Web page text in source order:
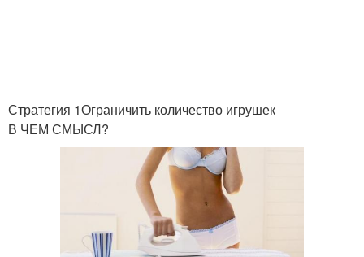
Стратегия 1Ограничить количество игрушек
В ЧЕМ СМЫСЛ?